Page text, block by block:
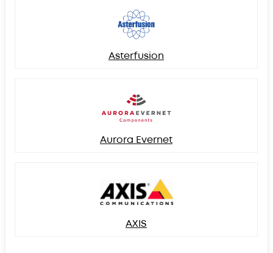
Asterfusion
Aurora Evernet
AXIS